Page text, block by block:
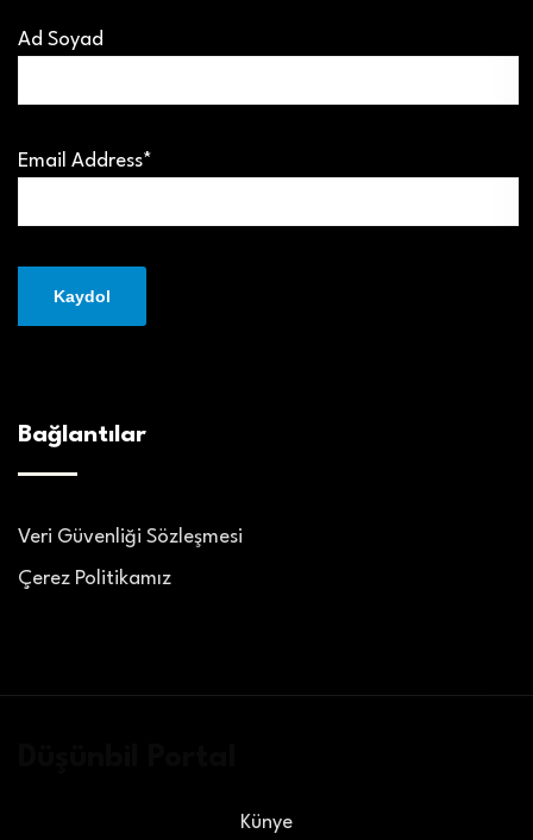
Ad Soyad
Email Address*
Bağlantılar
Veri Güvenliği Sözleşmesi
Çerez Politikamız
Künye